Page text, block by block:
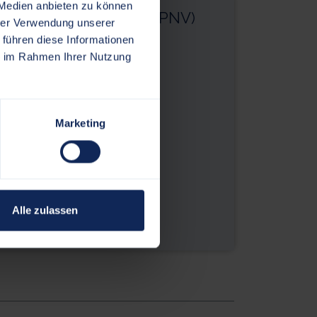
anbieten zu können
Verwendung unserer
diese Informationen
Rahmen Ihrer Nutzung
Marketing
Alle zulassen
Nahverkehr (ÖPNV)